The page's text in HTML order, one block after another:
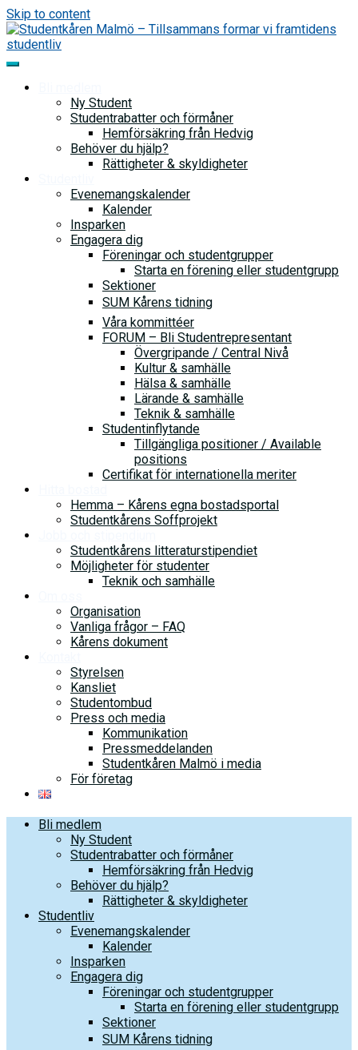
Skip to content
Ny Student
Studentrabatter och förmåner
Hemförsäkring från Hedvig
Behöver du hjälp?
Rättigheter & skyldigheter
Evenemangskalender
Kalender
Insparken
Engagera dig
Föreningar och studentgrupper
Starta en förening eller studentgrupp
Sektioner
SUM Kårens tidning
Våra kommittéer
FORUM – Bli Studentrepresentant
Övergripande / Central Nivå
Kultur & samhälle
Hälsa & samhälle
Lärande & samhälle
Teknik & samhälle
Studentinflytande
Tillgängliga positioner / Available
positions
Certifikat för internationella meriter
Hemma – Kårens egna bostadsportal
Studentkårens Soffprojekt
Studentkårens litteraturstipendiet
Möjligheter för studenter
Teknik och samhälle
Organisation
Vanliga frågor – FAQ
Kårens dokument
Styrelsen
Kansliet
Studentombud
Press och media
Kommunikation
Pressmeddelanden
Studentkåren Malmö i media
För företag
Bli medlem
Ny Student
Studentrabatter och förmåner
Hemförsäkring från Hedvig
Behöver du hjälp?
Rättigheter & skyldigheter
Studentliv
Evenemangskalender
Kalender
Insparken
Engagera dig
Föreningar och studentgrupper
Starta en förening eller studentgrupp
Sektioner
SUM Kårens tidning